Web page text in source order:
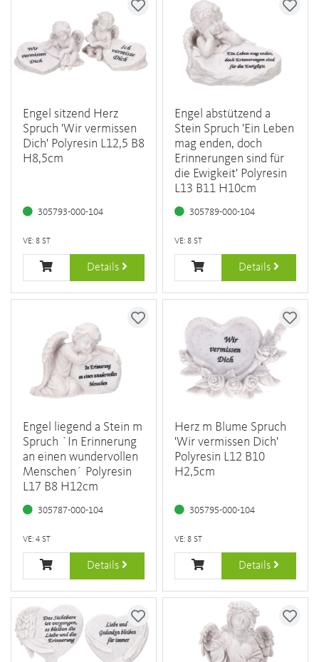
Engel sitzend Herz
Spruch 'Wir vermissen
Dich' Polyresin L12,5 B8
H8,5cm
305793-000-104
VE: 8 ST
Details
Engel abstützend a
Stein Spruch 'Ein Leben
mag enden, doch
Erinnerungen sind für
die Ewigkeit' Polyresin
L13 B11 H10cm
305789-000-104
VE: 8 ST
Details
Engel liegend a Stein m
Spruch `In Erinnerung
an einen wundervollen
Menschen´ Polyresin
L17 B8 H12cm
305787-000-104
VE: 4 ST
Details
Herz m Blume Spruch
'Wir vermissen Dich'
Polyresin L12 B10
H2,5cm
305795-000-104
VE: 8 ST
Details